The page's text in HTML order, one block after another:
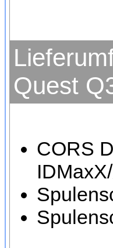
Quest
CORS